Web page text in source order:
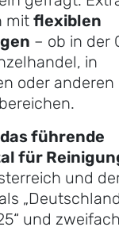
mit flexiblen
– ob in der
in
oder anderen
das führende
für
und
und